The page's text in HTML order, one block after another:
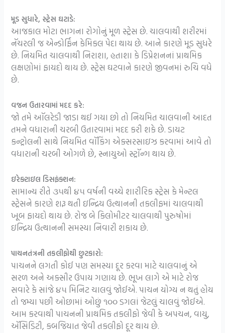
મૂડ સુધારે, સ્ટ્રેસ ઘટાડે:
આજકાલ મોટા ભાગના રોગોનું મૂળ સ્ટ્રેસ છે. ચાલવાથી શરીરમાં
નૅચરલી જ એન્ડોર્ફિન કેમિકલ પેદા થાય છે. આને કારણે મૂડ સુધરે
છે. નિયમિત ચાલવાથી નિરાશા, હતાશા કે ડિપ્રેશનનાં પ્રાથમિક
લક્ષણોમાં ફાયદો થાય છે. સ્ટ્રેસ ઘટવાને કારણે જીવનમાં રુચિ વધે
છે.
વજન ઉતારવામાં મદદ કરે:
જો તમે ઑલરેડી જાડા થઈ ગયા છો તો નિયમિત ચાલવાની આદત
તમને વધારાની ચરબી ઉતારવામાં મદદ કરી શકે છે. ડાયટ
કન્ટ્રોલની સાથે નિયમિત વૉકિંગ એક્સરસાઇઝ કરવામાં આવે તો
વધારાની ચરબી ઓગળે છે, સ્નાયુઓ સ્ટ્રૉન્ગ થાય છે.
ઇરેક્ટાઇલ ડિસફંક્શન:
સામાન્ય રીતે ૩૫થી ૪૫ વર્ષની વચ્ચે શારીરિક સ્ટ્રેસ કે મેન્ટલ
સ્ટ્રેસને કારણે શરૂ થતી ઇન્દ્રિય ઉત્થાનની તકલીફમાં ચાલવાથી
ખૂબ ફાયદો થાય છે. રોજ બે કિલોમીટર ચાલવાથી પુરુષોમાં
ઇન્દ્રિય ઉત્થાનની સમસ્યા નિવારી શકાય છે.
પાચનતંત્રની તકલીફોથી છુટકારો:
પાચનને લગતી કોઈ પણ સમસ્યા દૂર કરવા માટે ચાલવાનું એ
સરળ અને અક્સીર ઉપાય ગણાય છે. ભૂખ લાગે એ માટે રોજ
સવારે કે સાંજે ૪૫ મિનિટ ચાલવું જોઈએ. પાચન યોગ્ય ન થતું હોય
તો જમ્યા પછી ઓછામાં ઓછું ૧૦૦ ડગલાં જેટલું ચાલવું જોઈએ.
આમ કરવાથી પાચનની પ્રાથમિક તકલીફો જેવી કે અપચન, વાયુ,
ઍસિડિટી, કબજિયાત જેવી તકલીફો દૂર થાય છે.